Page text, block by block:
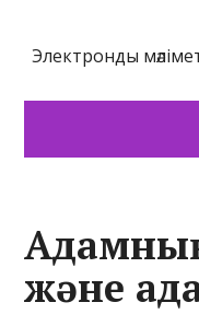
Электронды
Адамның
және